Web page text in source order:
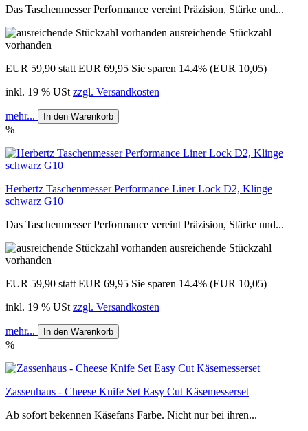
Das Taschenmesser Performance vereint Präzision, Stärke und...
ausreichende Stückzahl
vorhanden
EUR 59,90 statt EUR 69,95 Sie sparen 14.4% (EUR 10,05)
inkl. 19 % USt zzgl. Versandkosten
mehr... In den Warenkorb
%
Herbertz Taschenmesser Performance Liner Lock D2, Klinge
schwarz G10
Das Taschenmesser Performance vereint Präzision, Stärke und...
ausreichende Stückzahl
vorhanden
EUR 59,90 statt EUR 69,95 Sie sparen 14.4% (EUR 10,05)
inkl. 19 % USt zzgl. Versandkosten
mehr... In den Warenkorb
%
Zassenhaus - Cheese Knife Set Easy Cut Käsemesserset
Ab sofort bekennen Käsefans Farbe. Nicht nur bei ihren...